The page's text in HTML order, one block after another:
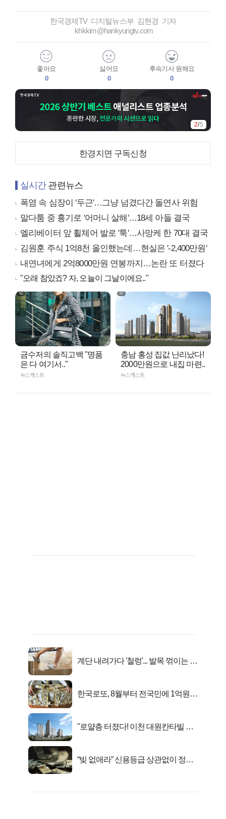
한국경제TV 디지털뉴스부 김현경 기자
khkkim@hankyungtv.com
좋아요
0
싫어요
0
후속기사 원해요
0
2/5
한경지면 구독신청
실시간관련뉴스
폭염 속 심장이 '두근'…그냥 넘겼다간 돌연사 위험
말다툼 중 흉기로 '어머니 살해'…18세 아들 결국
엘리베이터 앞 휠체어 발로 '툭'…사망케 한 70대 결국
김원훈 주식 1억8천 올인했는데…현실은 '-2,400만원'
내연녀에게 2억8000만원 연봉까지…논란 또 터졌다
"오래 참았죠? 자, 오늘이 그날이에요.."
금수저의 솔직고백 "명품
은 다 여기서.."
뉴스캐스트
충남 홍성 집값 난리났다!
2000만원으로 내집 마련..
뉴스캐스트
계단 내려가다 '철렁'... 발목 꺾이는 이
한국로또, 8월부터 전국민에 1억원씩
"로얄층 터졌다! 이천 대원칸타빌 잔
“빚 없애라” 신용등급 상관없이 정부